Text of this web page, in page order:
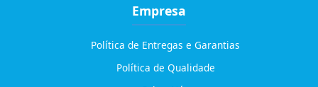
Empresa
Política de Entregas e Garantias
Política de Qualidade